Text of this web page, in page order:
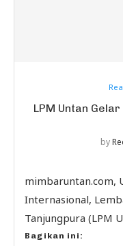
LPM Untan
by
mimbaruntan.com,
Internasional,
Tanjungpura (LPM
Bagikan ini: